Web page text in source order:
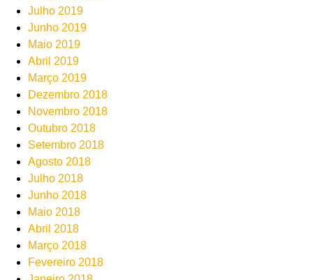
Julho 2019
Junho 2019
Maio 2019
Abril 2019
Março 2019
Dezembro 2018
Novembro 2018
Outubro 2018
Setembro 2018
Agosto 2018
Julho 2018
Junho 2018
Maio 2018
Abril 2018
Março 2018
Fevereiro 2018